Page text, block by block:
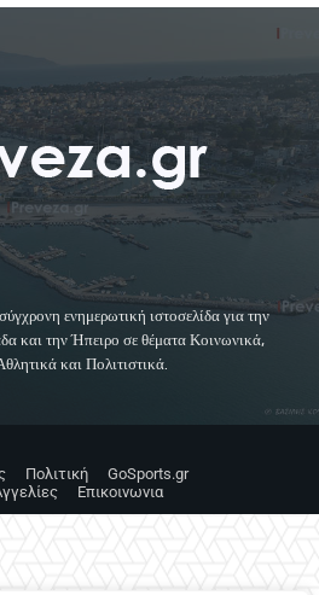
ενημερωτική ιστοσελίδα για την
και την Ήπειρο σε θέματα Κοινωνικά,
και Πολιτιστικά.
Πολιτική
GoSports.gr
Επικοινωνια